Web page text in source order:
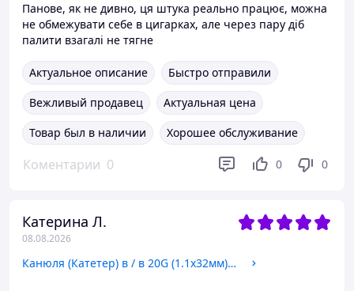
Панове, як не дивно, ця штука реально працює, можна
не обмежувати себе в цигарках, але через пару діб
палити взагалі не тягне
Актуальное описание
Быстро отправили
Вежливый продавец
Актуальная цена
Товар был в наличии
Хорошее обслуживание
Коментарии 0 0 0
Катерина Л.
08.08.2026
Канюля (Катетер) в / в 20G (1.1х32мм) з порт.та крил.стер Волес